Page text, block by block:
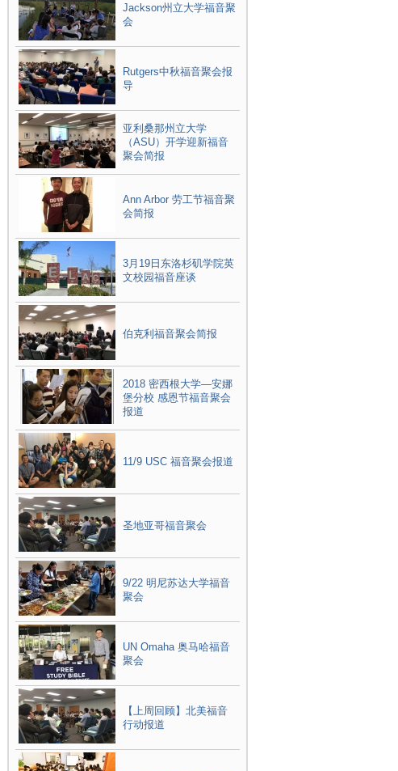
Jackson州立大学福音聚
会
Rutgers中秋福音聚会报
导
亚利桑那州立大学
（ASU）开学迎新福音
聚会简报
Ann Arbor 劳工节福音聚
会简报
3月19日东洛杉矶学院英
文校园福音座谈
伯克利福音聚会简报
2018 密西根大学—安娜
堡分校 感恩节福音聚会
报道
11/9 USC 福音聚会报道
圣地亚哥福音聚会
9/22 明尼苏达大学福音
聚会
UN Omaha 奥马哈福音
聚会
【上周回顾】北美福音
行动报道